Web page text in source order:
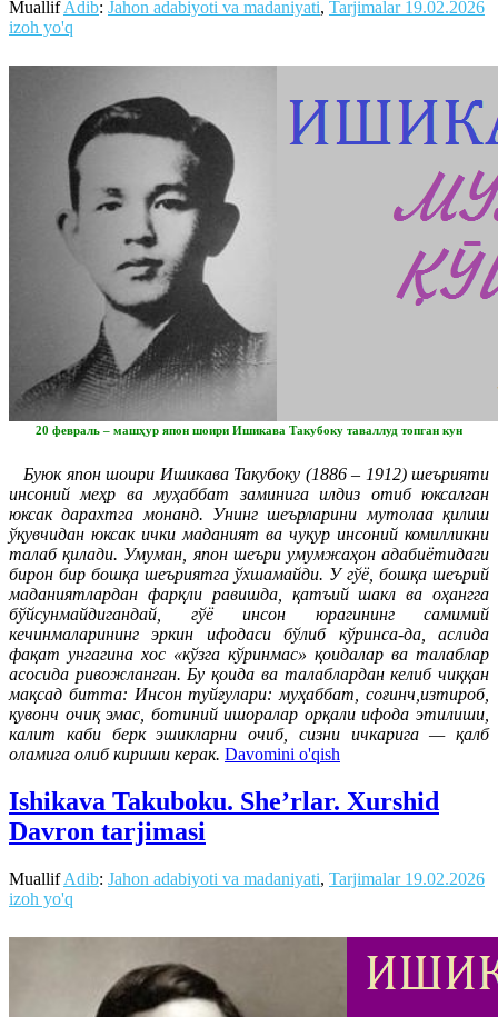
MuallifAdib: Jahon adabiyoti va madaniyati, Tarjimalar 19.02.2026
izoh yo'q
20 февраль – машҳур япон шоири Ишикава Такубоку таваллуд топган кун
Буюк япон шоири Ишикава Такубоку (1886 – 1912) шеърияти
инсоний меҳр ва муҳаббат заминига илдиз отиб юксалган
юксак дарахтга монанд. Унинг шеърларини мутолаа қилиш
ўқувчидан юксак ички маданият ва чуқур инсоний комилликни
талаб қилади. Умуман, япон шеъри умумжаҳон адабиётидаги
бирон бир бошқа шеъриятга ўхшамайди. У гўё, бошқа шеърий
маданиятлардан фарқли равишда, қатъий шакл ва оҳангга
бўйсунмайдигандай, гўё инсон юрагининг самимий
кечинмаларининг эркин ифодаси бўлиб кўринса-да, аслида
фақат унгагина хос «кўзга кўринмас» қоидалар ва талаблар
асосида ривожланган. Бу қоида ва талаблардан келиб чиққан
мақсад битта: Инсон туйғулари: муҳаббат, соғинч,изтироб,
қувонч очиқ эмас, ботиний ишоралар орқали ифода этилиши,
калит каби берк эшикларни очиб, сизни ичкарига — қалб
оламига олиб кириши керак. Davomini o'qish
Ishikava Takuboku. She’rlar. Xurshid
Davron tarjimasi
MuallifAdib: Jahon adabiyoti va madaniyati, Tarjimalar 19.02.2026
izoh yo'q